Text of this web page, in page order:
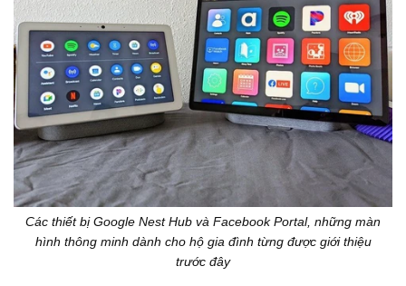
Các thiết bị Google Nest Hub và Facebook Portal, những màn
hình thông minh dành cho hộ gia đình từng được giới thiệu
trước đây